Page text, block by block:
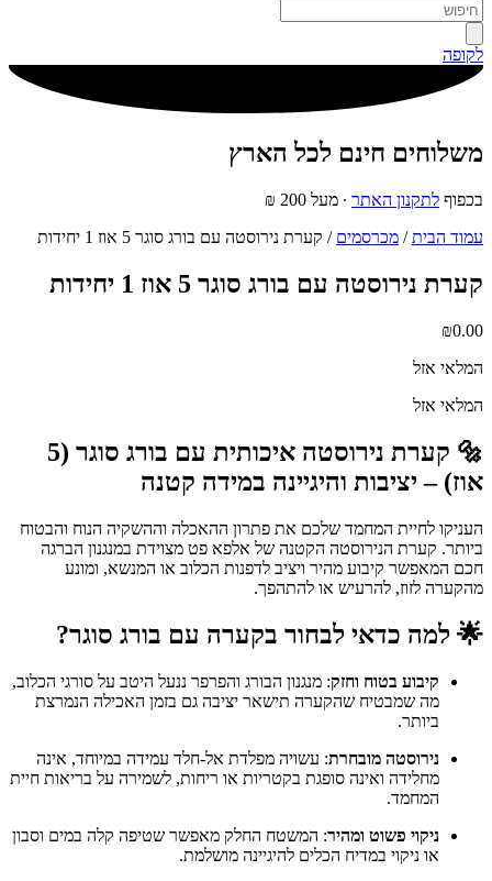
לקופה
משלוחים חינם לכל הארץ
בכפוף לתקנון האתר ∙ מעל 200 ₪
עמוד הבית/ מכרסמים / קערת נירוסטה עם בורג סוגר 5 אוז 1 יחידות
קערת נירוסטה עם בורג סוגר 5 אוז 1 יחידות
₪0.00
המלאי אזל
המלאי אזל
🔩
קערת נירוסטה איכותית עם בורג סוגר (5
אוז) – יציבות והיגיינה במידה קטנה
העניקו לחיית המחמד שלכם את פתרון ההאכלה וההשקיה הנוח והבטוח
ביותר. קערת הנירוסטה הקטנה של אלפא פט מצוידת במנגנון הברגה
חכם המאפשר קיבוע מהיר ויציב לדפנות הכלוב או המנשא, ומונע
מהקערה לזוז, להרעיש או להתהפך.
🌟 למה כדאי לבחור בקערה עם בורג סוגר?
קיבוע בטוח וחזק: מנגנון הבורג והפרפר ננעל היטב על סורגי הכלוב,
מה שמבטיח שהקערה תישאר יציבה גם בזמן האכילה הנמרצת
ביותר.
נירוסטה מובחרת: עשויה מפלדת אל-חלד עמידה במיוחד, אינה
מחלידה ואינה סופגת בקטריות או ריחות, לשמירה על בריאות חיית
המחמד.
ניקוי פשוט ומהיר: המשטח החלק מאפשר שטיפה קלה במים וסבון
או ניקוי במדיח הכלים להיגיינה מושלמת.